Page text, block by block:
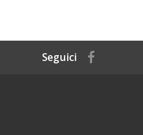
Seguici